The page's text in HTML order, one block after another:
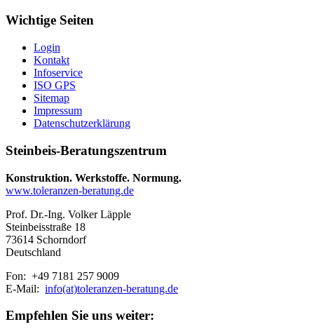
Wichtige Seiten
Login
Kontakt
Infoservice
ISO GPS
Sitemap
Impressum
Datenschutzerklärung
Steinbeis-Beratungszentrum
Konstruktion. Werkstoffe. Normung.
www.toleranzen-beratung.de
Prof. Dr.-Ing. Volker Läpple
Steinbeisstraße 18
73614 Schorndorf
Deutschland
Fon: +49 7181 257 9009
E-Mail: info(at)toleranzen-beratung.de
Empfehlen Sie uns weiter: